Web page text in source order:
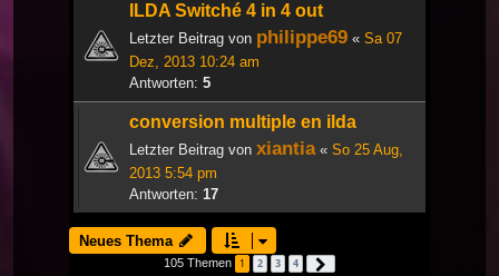
ILDA Switché 4 in 4 out
Letzter Beitrag von philippe69 « Sa 07
Dez, 2013 10:24 am
Antworten: 5
conversion multiple en ilda
Letzter Beitrag von xiantia« So 25 Aug,
2013 5:54 pm
Antworten: 17
Neues Thema
105 Themen 1 2 3 4